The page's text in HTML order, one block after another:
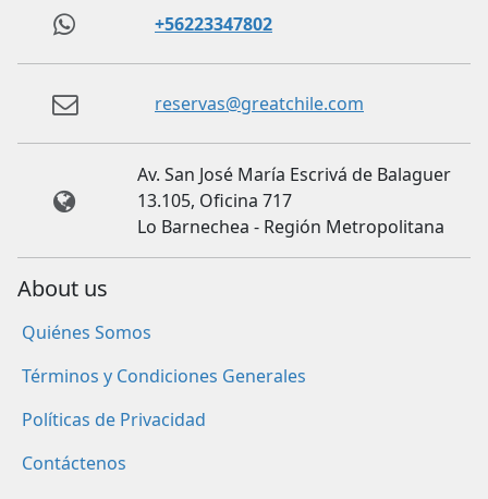
+56223347802
reservas@greatchile.com
Av. San José María Escrivá de Balaguer
13.105, Oficina 717
Lo Barnechea - Región Metropolitana
About us
Quiénes Somos
Términos y Condiciones Generales
Políticas de Privacidad
Contáctenos